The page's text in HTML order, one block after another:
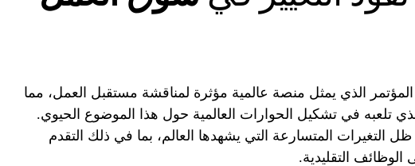
الذي يمثل منصة عالمية مؤثرة لمناقشة مستقبل العمل، مما
تلعبه في تشكيل الحوارات العالمية حول هذا الموضوع الحيوي.
ظل التغيرات المتسارعة التي يشهدها العالم، بما في ذلك التقدم
الوظائف التقليدية.